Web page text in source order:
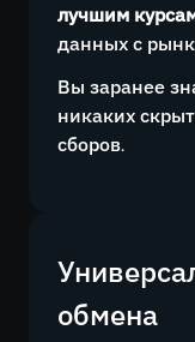
лучшим
данных с
Вы заранее
никаких
сборов.
обмена